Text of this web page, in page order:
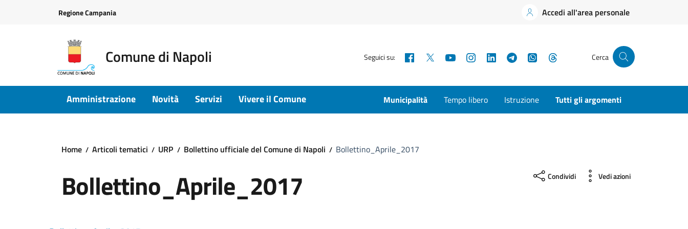
Regione Campania Accedi all'area personale
Comune di Napoli Seguici su: Facebook YouTubeInstagramLinkedInTelegramWhatsApp Cerca
Amministrazione Novità Servizi Vivere il Comune Municipalità Tempo libero Istruzione Tutti gli argomenti
Home Articoli tematici URP Bollettino ufficiale del Comune di Napoli Bollettino_Aprile_2017
Bollettino_Aprile_2017 Condividi Vedi azioni